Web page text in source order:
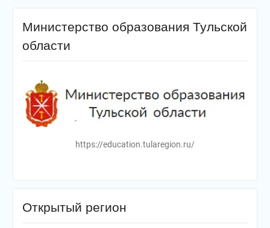
Министерство образования Тульской
области
https://education.tularegion.ru/
Открытый регион